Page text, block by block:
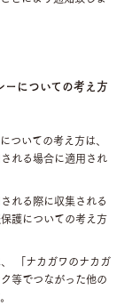
ーについての考え方
ついての考え方は、
れる場合に適用され
れる際に収集される
護についての考え方
「ナカガワのナカガ
等でつながった他の